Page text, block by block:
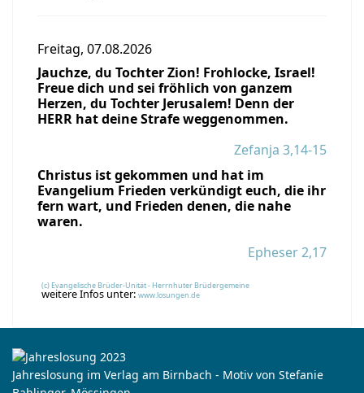
Freitag, 07.08.2026
Jauchze, du Tochter Zion! Frohlocke, Israel!
Freue dich und sei fröhlich von ganzem
Herzen, du Tochter Jerusalem! Denn der
HERR hat deine Strafe weggenommen.
Zefanja 3,14-15
Christus ist gekommen und hat im
Evangelium Frieden verkündigt euch, die ihr
fern wart, und Frieden denen, die nahe
waren.
Epheser 2,17
(c) Evangelische Brüder-Unität - Herrnhuter Brüdergemeine
weitere Infos unter: www.losungen.de
Jahreslosung im Verlag am Birnbach - Motiv von Stefanie